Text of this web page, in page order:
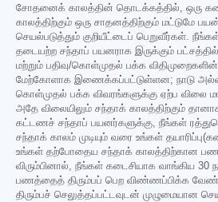
சோதனைக் காலத்தின் தொடக்கத்தில், ஒரு
காலத்திற்கும் ஒரு சாதனத்திற்கும் மட்டுமே
செயல்படுத்தும் குறியீட்டைப் பெறுவீர்கள்.
தடையற்ற சந்தாப் பயனராக இருக்கும்
மற்றும் பதிவு/கொள்முதல் பக்க
மேற்கோளாக இணைக்கப்பட்டுள்ளன; நாடு
கொள்முதல் பக்க விவரங்களுக்கு ஏற்ப விலை
அதே விலையிலும் சந்தாக் காலத்திற்கும்
கட்டணச் சந்தாப் பயனர்களுக்கு, நீங்கள்
சந்தாக் காலம் முடியும் வரை உங்கள்
உங்கள் தற்போதைய சந்தாக் காலத்திற்கான
விரும்பினால், நீங்கள் கடைசியாக வாங்கிய 30
பணத்தைத் திரும்பப் பெற விண்ணப்பிக்க
திரும்பச் செலுத்தப்பட்டவுடன் முழுமையான